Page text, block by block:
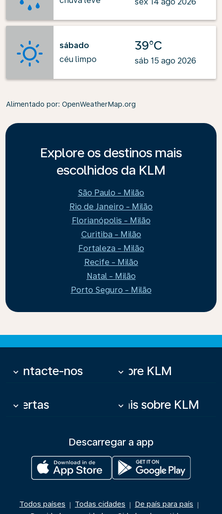
sábado
céu limpo
39°C
sáb 15 ago 2026
Alimentado por: OpenWeatherMap.org
Explore os destinos mais
escolhidos da KLM
São Paulo - Milão
Rio de Janeiro - Milão
Florianópolis - Milão
Curitiba - Milão
Fortaleza - Milão
Recife - Milão
Natal - Milão
Porto Seguro - Milão
Contacte-nos
keyboard_arrow_down Sobre KLM
keyboard_arrow_down
Ofertas
keyboard_arrow_down Mais sobre KLM
keyboard_arrow_down
Descarregar a app
Todos países | Todas cidades | De país para país |